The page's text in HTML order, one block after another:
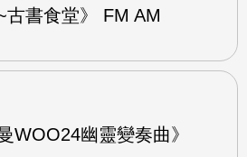
古書食堂》 FM AM
WOO24幽靈變奏曲》